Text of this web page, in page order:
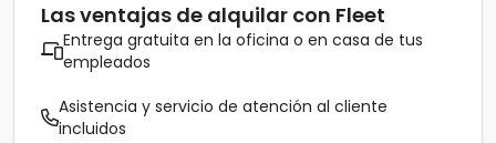
Las ventajas de alquilar con Fleet
Entrega gratuita en la oficina o en casa de tus
empleados
Asistencia y servicio de atención al cliente
incluidos